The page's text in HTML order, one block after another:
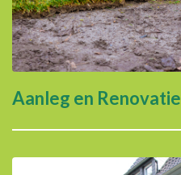
Aanleg en Renovatie